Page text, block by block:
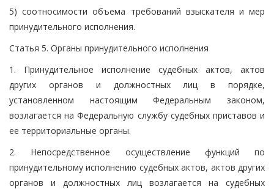
5) соотносимости объема требований взыскателя и мер
принудительного исполнения.
Статья 5. Органы принудительного исполнения
1. Принудительное исполнение судебных актов, актов
других органов и должностных лиц в порядке,
установленном настоящим Федеральным законом,
возлагается на Федеральную службу судебных приставов и
ее территориальные органы.
2. Непосредственное осуществление функций по
принудительному исполнению судебных актов, актов других
органов и должностных лиц возлагается на судебных